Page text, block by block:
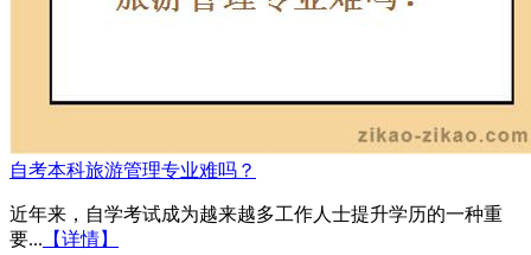
自考本科旅游管理专业难吗？
近年来，自学考试成为越来越多工作人士提升学历的一种重
要... 【详情】